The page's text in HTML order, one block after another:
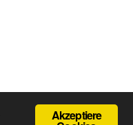
Akzeptiere